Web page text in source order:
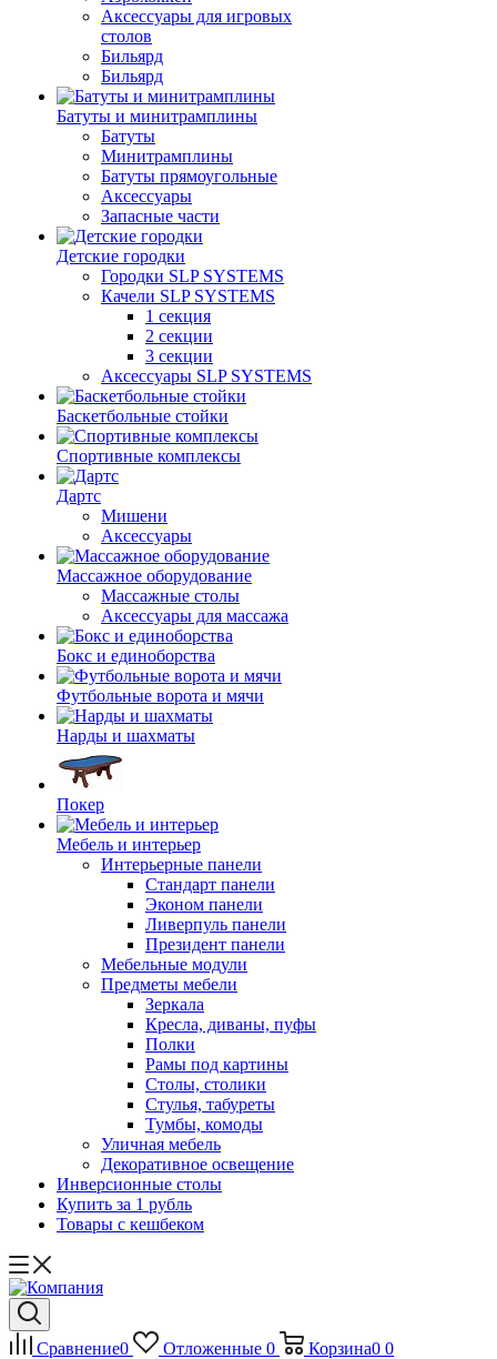
Аксессуары для игровых
столов
Бильяpд
Бильяpд
Батуты и минитрамплины
Батуты
Минитрамплины
Батуты прямоугольные
Аксессуары
Запасные части
Детские городки
Городки SLP SYSTEMS
Качели SLP SYSTEMS
1 секция
2 секции
3 секции
Аксессуары SLP SYSTEMS
Баскетбольные стойки
Спортивные комплексы
Дартс
Мишени
Аксессуары
Массажное оборудование
Массажные столы
Аксессуары для массажа
Бокс и единоборства
Футбольные ворота и мячи
Нарды и шахматы
Покер
Мебель и интерьер
Интерьерные панели
Стандарт панели
Эконом панели
Ливерпуль панели
Президент панели
Мебельные модули
Предметы мебели
Зеркала
Кресла, диваны, пуфы
Полки
Рамы под картины
Столы, столики
Стулья, табуреты
Тумбы, комоды
Уличная мебель
Декоративное освещение
Инверсионные столы
Купить за 1 рубль
Товары с кешбеком
Сравнение0 Отложенные 0 Корзина0 0